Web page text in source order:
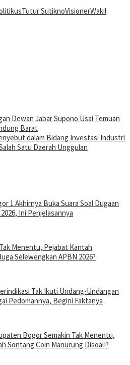
Tutur SutiknoVisionerWakil
Dewan Jabar Supono Usai Temuan
Barat
dalam Bidang Investasi Industri
Satu Daerah Unggulan
1 Akhirnya Buka Suara Soal Dugaan
Ini Penjelasannya
Menentu, Pejabat Kantah
Selewengkan APBN 2026?
Tak Ikuti Undang-Undangan
Pedomannya, Begini Faktanya
Bogor Semakin Tak Menentu,
Sontang Coin Manurung Disoal!?